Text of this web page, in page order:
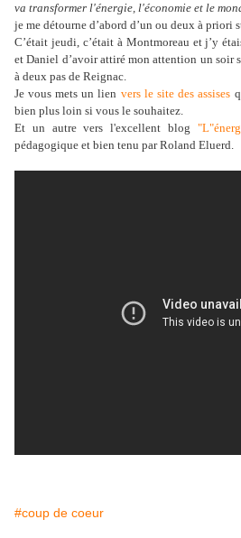
va transformer l'énergie, l'économie et le
je me détourne d’abord d’un ou deux à priori
C’était jeudi, c’était à Montmoreau et j’y
et Daniel d’avoir attiré mon attention un soir
à deux pas de Reignac.
Je vous mets un lien vers le site des assises
bien plus loin si vous le souhaitez.
Et un autre vers l'excellent blog
pédagogique et bien tenu par Roland Eluerd.
#coup de coeur